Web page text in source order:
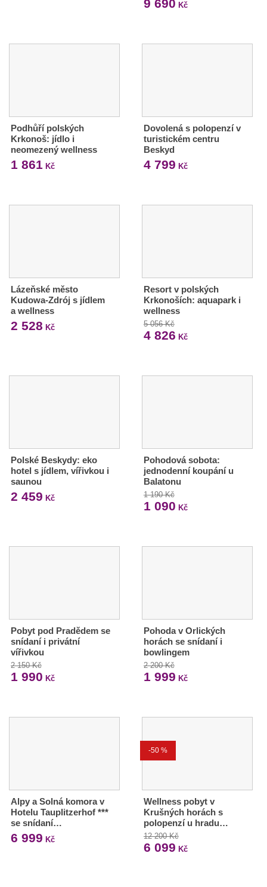
9 690 Kč
Podhůří polských
Krkonoš: jídlo i
neomezený wellness
1 861 Kč
Dovolená s polopenzí v
turistickém centru
Beskyd
4 799 Kč
Lázeňské město
Kudowa-Zdrój s jídlem
a wellness
2 528 Kč
Resort v polských
Krkonoších: aquapark i
wellness
5 056 Kč
4 826 Kč
Polské Beskydy: eko
hotel s jídlem, vířivkou i
saunou
2 459 Kč
Pohodová sobota:
jednodenní koupání u
Balatonu
1 190 Kč
1 090 Kč
Pobyt pod Pradědem se
snídaní i privátní
vířivkou
2 150 Kč
1 990 Kč
Pohoda v Orlických
horách se snídaní i
bowlingem
2 200 Kč
1 999 Kč
Alpy a Solná komora v
Hotelu Tauplitzerhof ***
se snídaní…
6 999 Kč
-50 %
Wellness pobyt v
Krušných horách s
polopenzí u hradu…
12 200 Kč
6 099 Kč